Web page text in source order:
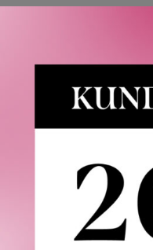
friske fiken, blandet
eteriske oljer. Disse
saftige hint av
beriket med jasmin og
avsløre noe uventet i de
Toppnoter: Italiensk
natsource og svart
Hjertenoter: Hvit fiken